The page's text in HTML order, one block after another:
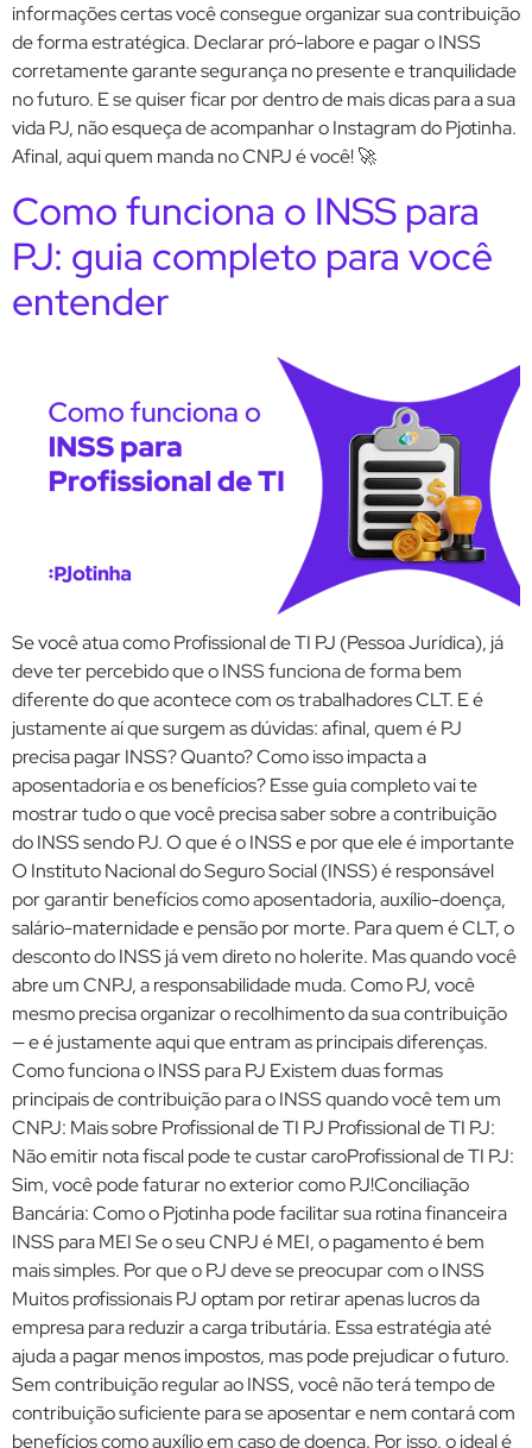
informações certas você consegue organizar sua contribuição
de forma estratégica. Declarar pró-labore e pagar o INSS
corretamente garante segurança no presente e tranquilidade
no futuro. E se quiser ficar por dentro de mais dicas para a sua
vida PJ, não esqueça de acompanhar o Instagram do Pjotinha.
Afinal, aqui quem manda no CNPJ é você! 🚀
Como funciona o INSS para
PJ: guia completo para você
entender
Se você atua como Profissional de TI PJ (Pessoa Jurídica), já
deve ter percebido que o INSS funciona de forma bem
diferente do que acontece com os trabalhadores CLT. E é
justamente aí que surgem as dúvidas: afinal, quem é PJ
precisa pagar INSS? Quanto? Como isso impacta a
aposentadoria e os benefícios? Esse guia completo vai te
mostrar tudo o que você precisa saber sobre a contribuição
do INSS sendo PJ. O que é o INSS e por que ele é importante
O Instituto Nacional do Seguro Social (INSS) é responsável
por garantir benefícios como aposentadoria, auxílio-doença,
salário-maternidade e pensão por morte. Para quem é CLT, o
desconto do INSS já vem direto no holerite. Mas quando você
abre um CNPJ, a responsabilidade muda. Como PJ, você
mesmo precisa organizar o recolhimento da sua contribuição
— e é justamente aqui que entram as principais diferenças.
Como funciona o INSS para PJ Existem duas formas
principais de contribuição para o INSS quando você tem um
CNPJ: Mais sobre Profissional de TI PJ Profissional de TI PJ:
Não emitir nota fiscal pode te custar caroProfissional de TI PJ:
Sim, você pode faturar no exterior como PJ!Conciliação
Bancária: Como o Pjotinha pode facilitar sua rotina financeira
INSS para MEI Se o seu CNPJ é MEI, o pagamento é bem
mais simples. Por que o PJ deve se preocupar com o INSS
Muitos profissionais PJ optam por retirar apenas lucros da
empresa para reduzir a carga tributária. Essa estratégia até
ajuda a pagar menos impostos, mas pode prejudicar o futuro.
Sem contribuição regular ao INSS, você não terá tempo de
contribuição suficiente para se aposentar e nem contará com
benefícios como auxílio em caso de doença. Por isso, o ideal é